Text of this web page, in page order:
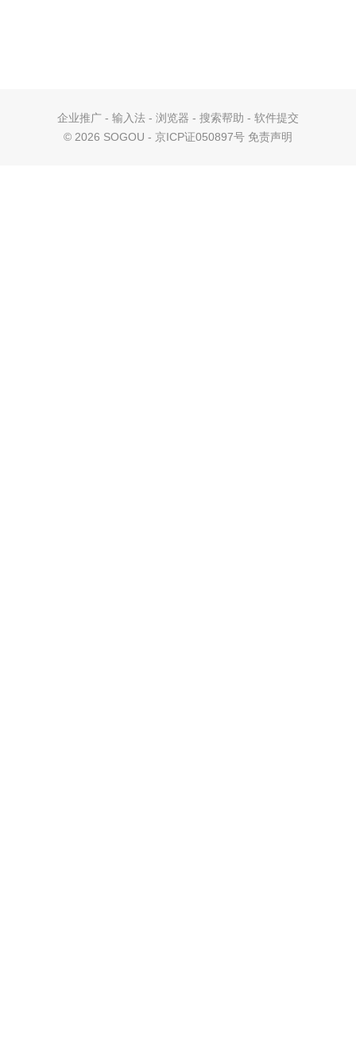
企业推广 - 输入法 - 浏览器 - 搜索帮助 - 软件提交
© 2026 SOGOU - 京ICP证050897号 免责声明